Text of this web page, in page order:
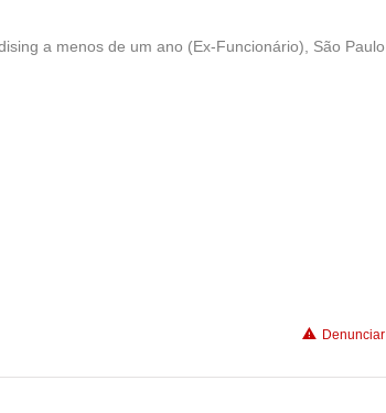
a menos de um ano (Ex-Funcionário), São Paulo
Denunciar